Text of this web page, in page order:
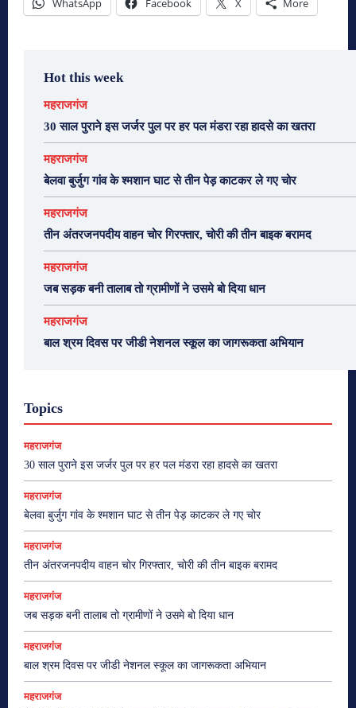
WhatsApp Facebook X More
Hot this week
महराजगंज
30 साल पुराने इस जर्जर पुल पर हर पल मंडरा रहा हादसे का खतरा
महराजगंज
बेलवा बुर्जुग गांव के श्मशान घाट से तीन पेड़ काटकर ले गए चोर
महराजगंज
तीन अंतरजनपदीय वाहन चोर गिरफ्तार, चोरी की तीन बाइक बरामद
महराजगंज
जब सड़क बनी तालाब तो ग्रामीणों ने उसमे बो दिया धान
महराजगंज
बाल श्रम दिवस पर जीडी नेशनल स्कूल का जागरूकता अभियान
Topics
महराजगंज
30 साल पुराने इस जर्जर पुल पर हर पल मंडरा रहा हादसे का खतरा
महराजगंज
बेलवा बुर्जुग गांव के श्मशान घाट से तीन पेड़ काटकर ले गए चोर
महराजगंज
तीन अंतरजनपदीय वाहन चोर गिरफ्तार, चोरी की तीन बाइक बरामद
महराजगंज
जब सड़क बनी तालाब तो ग्रामीणों ने उसमे बो दिया धान
महराजगंज
बाल श्रम दिवस पर जीडी नेशनल स्कूल का जागरूकता अभियान
महराजगंज